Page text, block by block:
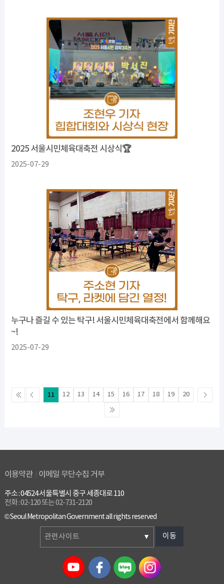
2025 서울시민체육대축전 시상식🏆
2025-07-29
누구나 즐길 수 있는 탁구! 서울시민체육대축전에서 함께해요
~!
2025-07-29
11 12 13 14 15 16 17 18 19 20
이용약관 이메일 무단수집 거부
주소 : 04524 서울특별시 중구 세종대로 110
전화 : 02-120 또는 02-731-2120
© Seoul Metropolitan Government all rights reserved
관련사이트 이동